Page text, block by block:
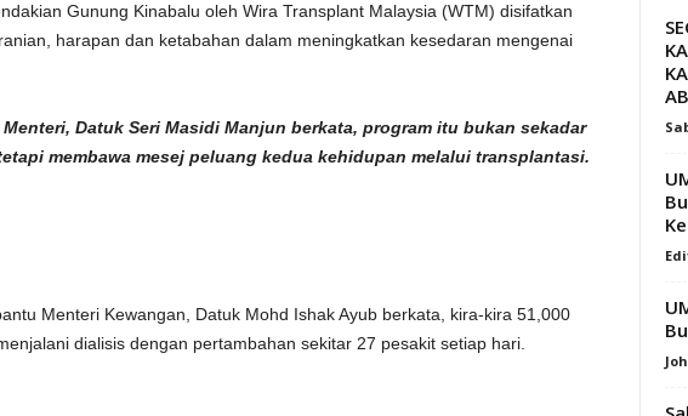
Gunung Kinabalu oleh Wira Transplant Malaysia (WTM) disifatkan
harapan dan ketabahan dalam meningkatkan kesedaran mengenai
Datuk Seri Masidi Manjun berkata, program itu bukan sekadar
membawa mesej peluang kedua kehidupan melalui transplantasi.
Menteri Kewangan, Datuk Mohd Ishak Ayub berkata, kira-kira 51,000
dialisis dengan pertambahan sekitar 27 pesakit setiap hari.